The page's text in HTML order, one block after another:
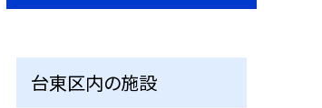
台東区内の施設